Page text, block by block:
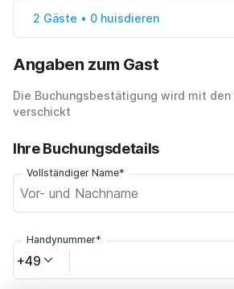
2 Gäste • 0 huisdieren
Angaben zum Gast
Die Buchungsbestätigung wird mit den
verschickt
Ihre Buchungsdetails
Vollständiger Name*
Handynummer*
+49